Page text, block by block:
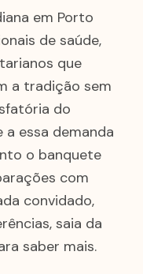
em Porto
de saúde,
que
a tradição sem
do
a essa demanda
o banquete
com
convidado,
saia da
saber mais.